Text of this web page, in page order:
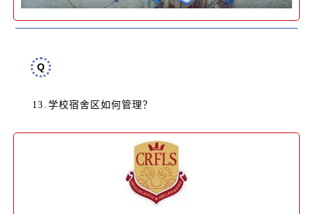
Q
13. 学校宿舍区如何管理？